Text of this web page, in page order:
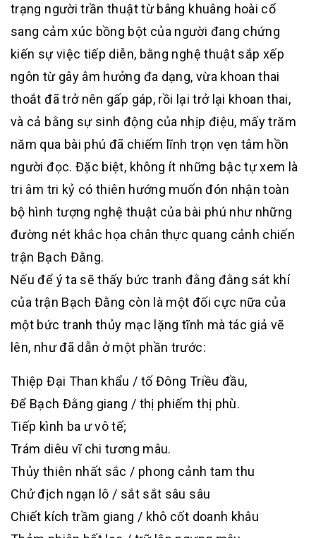
trạng người trần thuật từ bâng khuâng hoài cổ
sang cảm xúc bồng bột của người đang chứng
kiến sự việc tiếp diễn, bằng nghệ thuật sắp xếp
ngôn từ gây âm hưởng đa dạng, vừa khoan thai
thoắt đã trở nên gấp gáp, rồi lại trở lại khoan thai,
và cả bằng sự sinh động của nhịp điệu, mấy trăm
năm qua bài phú đã chiếm lĩnh trọn vẹn tâm hồn
người đọc. Đặc biệt, không ít những bậc tự xem là
tri âm tri kỷ có thiên hướng muốn đón nhận toàn
bộ hình tượng nghệ thuật của bài phú như những
đường nét khắc họa chân thực quang cảnh chiến
trận Bạch Đằng.
Nếu để ý ta sẽ thấy bức tranh đằng đằng sát khí
của trận Bạch Đằng còn là một đối cực nữa của
một bức tranh thủy mạc lặng tĩnh mà tác giả vẽ
lên, như đã dẫn ở một phần trước:
Thiệp Đại Than khẩu / tố Đông Triều đầu,
Để Bạch Đằng giang / thị phiếm thị phù.
Tiếp kình ba ư vô tế;
Trám diêu vĩ chi tương mâu.
Thủy thiên nhất sắc / phong cảnh tam thu
Chử địch ngạn lô / sắt sắt sâu sâu
Chiết kích trầm giang / khô cốt doanh khâu